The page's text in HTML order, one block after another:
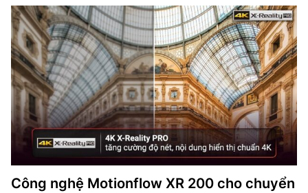
Công nghệ Motionflow XR 200 cho chuyển